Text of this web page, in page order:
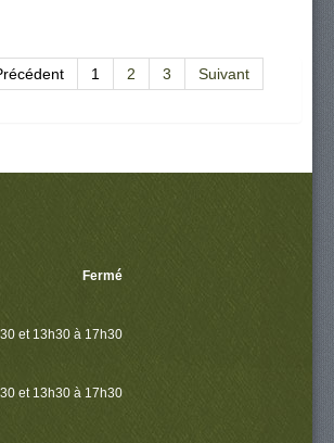
1 2 3
Suivant
Fermé
et 13h30 à 17h30
et 13h30 à 17h30